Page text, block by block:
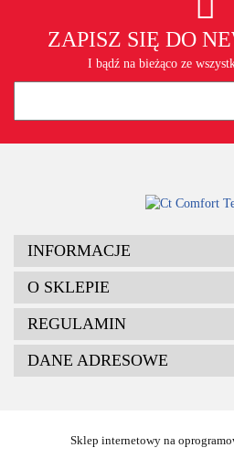
ZAPISZ SIĘ DO
I bądź na bieżąco ze
INFORMACJE
O SKLEPIE
REGULAMIN
DANE ADRESOWE
Sklep internetowy na